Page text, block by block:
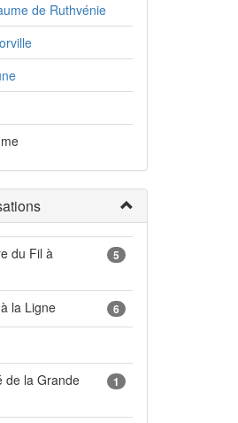
de Ruthvénie
du Fil à
5
la Ligne 6
de la Grande
1